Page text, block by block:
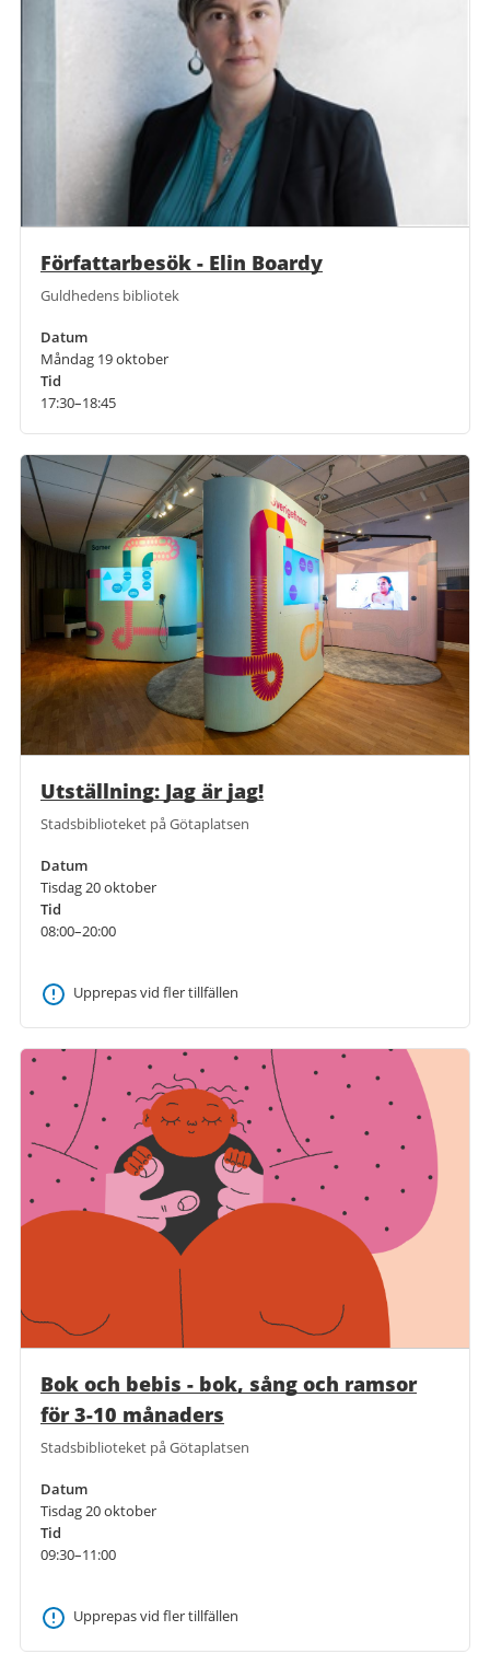
Författarbesök - Elin Boardy
Guldhedens bibliotek
Datum
Måndag 19 oktober
Tid
17:30–18:45
Utställning: Jag är jag!
Stadsbiblioteket på Götaplatsen
Datum
Tisdag 20 oktober
Tid
08:00–20:00
Upprepas vid fler tillfällen
Bok och bebis - bok, sång och ramsor
för 3-10 månaders
Stadsbiblioteket på Götaplatsen
Datum
Tisdag 20 oktober
Tid
09:30–11:00
Upprepas vid fler tillfällen